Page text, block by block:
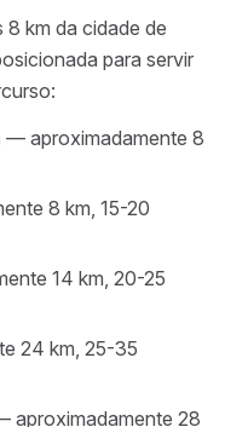
km da cidade de
para servir
— aproximadamente 8
8 km, 15-20
14 km, 20-25
24 km, 25-35
aproximadamente 28